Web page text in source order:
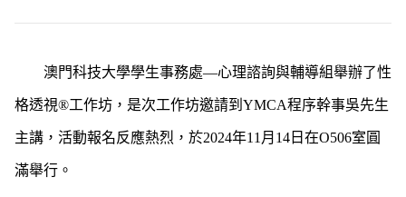
澳門科技大學學生事務處—心理諮詢與輔導組舉辦了性
格透視®工作坊， 是次工作坊邀請到 YMCA程序幹事吳先生
主講 ， 活動報名反應熱烈，於2024年11月14日在O506室圓
滿舉行。